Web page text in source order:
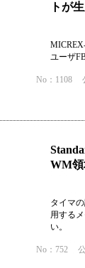
トが
ユーザ
No：1108
WM領
タイマ
用する
い。
No：752